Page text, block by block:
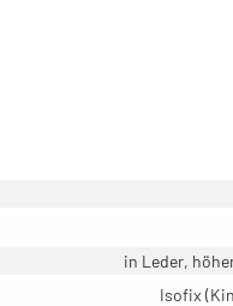
in Leder,
Isofix